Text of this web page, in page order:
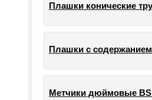
Плашки конические
Плашки с содержанием
Метчики дюймовые